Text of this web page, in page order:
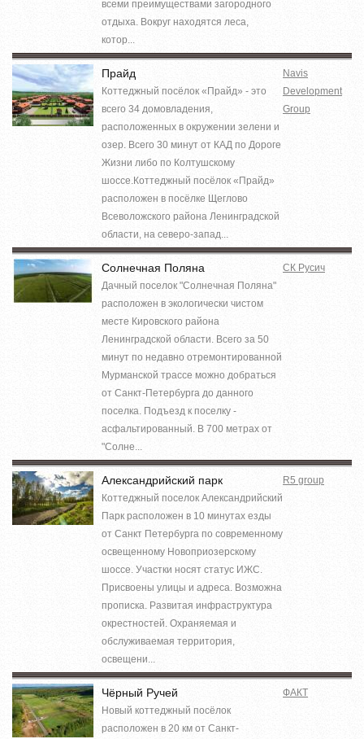
всеми преимуществами загородного
отдыха. Вокруг находятся леса,
котор...
Прайд
Коттеджный посёлок «Прайд» - это
всего 34 домовладения,
расположенных в окружении зелени и
озер. Всего 30 минут от КАД по Дороге
Жизни либо по Колтушскому
шоссе.Коттеджный посёлок «Прайд»
расположен в посёлке Щеглово
Всеволожского района Ленинградской
области, на северо-запад...
Navis
Development
Group
Солнечная Поляна
Дачный поселок "Солнечная Поляна"
расположен в экологически чистом
месте Кировского района
Ленинградской области. Всего за 50
минут по недавно отремонтированной
Мурманской трассе можно добраться
от Санкт-Петербурга до данного
поселка. Подъезд к поселку -
асфальтированный. В 700 метрах от
"Солне...
СК Русич
Александрийский парк
Коттеджный поселок Александрийский
Парк расположен в 10 минутах езды
от Санкт Петербурга по современному
освещенному Новоприозерскому
шоссе. Участки носят статус ИЖС.
Присвоены улицы и адреса. Возможна
прописка. Развитая инфраструктура
окрестностей. Охраняемая и
обслуживаемая территория,
освещени...
R5 group
Чёрный Ручей
Новый коттеджный посёлок
расположен в 20 км от Санкт-
ФАКТ